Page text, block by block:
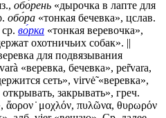
обо́рень «дырочка в лапте для
обо́ра «тонкая бечевка», цслав.
ср. во́рка «тонкая веревочка»,
охотничьих собак». ||
для подвязывания
«веревка, бечевка», реr̃vаrа,
сеть», virvė̃ «веревка»,
закрывать», греч.
μοχλόν, πυλῶνα, θυρωρόν